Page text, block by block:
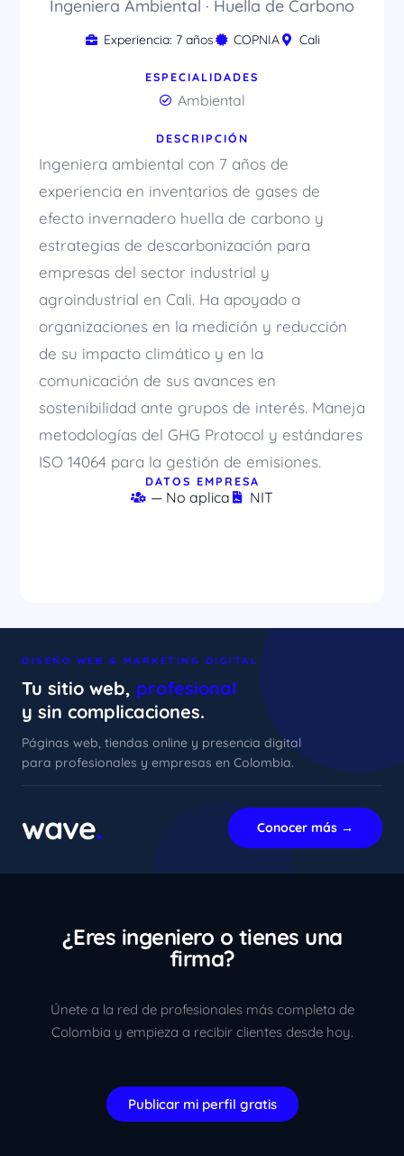
Ingeniera Ambiental · Huella de Carbono
Experiencia: 7 años COPNIA Cali
ESPECIALIDADES
Ambiental
DESCRIPCIÓN
Ingeniera ambiental con 7 años de
experiencia en inventarios de gases de
efecto invernadero huella de carbono y
estrategias de descarbonización para
empresas del sector industrial y
agroindustrial en Cali. Ha apoyado a
organizaciones en la medición y reducción
de su impacto climático y en la
comunicación de sus avances en
sostenibilidad ante grupos de interés. Maneja
metodologías del GHG Protocol y estándares
ISO 14064 para la gestión de emisiones.
DATOS EMPRESA
— No aplica NIT
DISEÑO WEB & MARKETING DIGITAL
Tu sitio web, profesional
y sin complicaciones.
Páginas web, tiendas online y presencia digital
para profesionales y empresas en Colombia.
wave. Conocer más →
¿Eres ingeniero o tienes una
firma?
Únete a la red de profesionales más completa de
Colombia y empieza a recibir clientes desde hoy.
Publicar mi perfil gratis
xImenA